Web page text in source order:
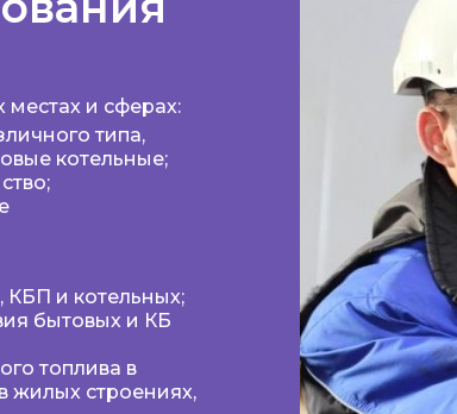
местах и сферах:
типа,
котельные;
КБП и котельных;
бытовых и КБ
топлива в
жилых строениях,